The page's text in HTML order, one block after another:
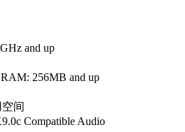
and up
256MB and up
间
Compatible Audio